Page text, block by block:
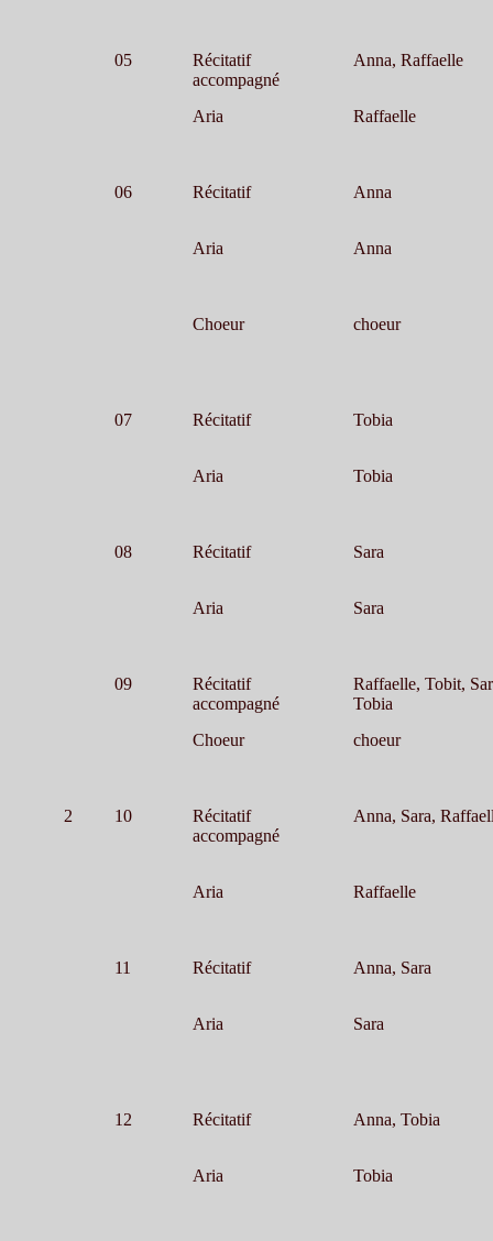
05
Récitatif
accompagné
Anna, Raffaelle
Aria Raffaelle
06 Récitatif Anna
Aria Anna
Choeur choeur
07 Récitatif Tobia
Aria Tobia
08 Récitatif Sara
Aria Sara
09
Récitatif
accompagné
Raffaelle, Tobit,
Tobia
Choeur
choeur
2 10
Récitatif
accompagné
Anna, Sara,
Aria Raffaelle
11 Récitatif Anna, Sara
Aria Sara
12 Récitatif Anna, Tobia
Aria Tobia